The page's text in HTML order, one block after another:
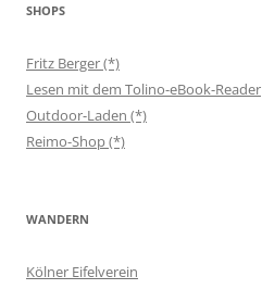
SHOPS
Fritz Berger (*)
Lesen mit dem Tolino-eBook-Reader
Outdoor-Laden (*)
Reimo-Shop (*)
WANDERN
Kölner Eifelverein